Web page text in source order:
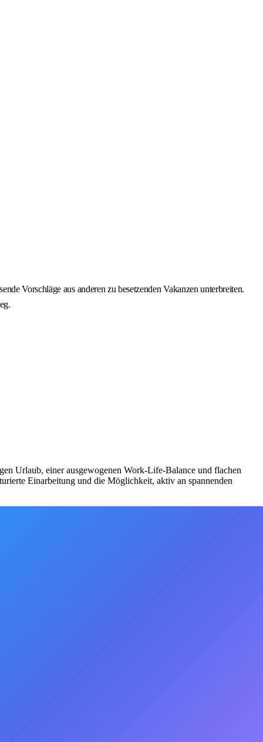
Vorschläge aus anderen zu besetzenden Vakanzen unterbreiten.
Urlaub, einer ausgewogenen Work-Life-Balance und flachen
Einarbeitung und die Möglichkeit, aktiv an spannenden